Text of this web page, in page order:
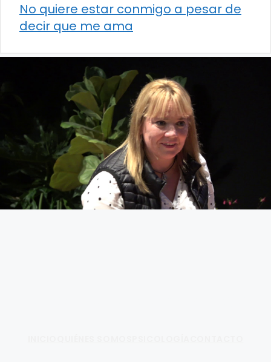
No quiere estar conmigo a pesar de
decir que me ama